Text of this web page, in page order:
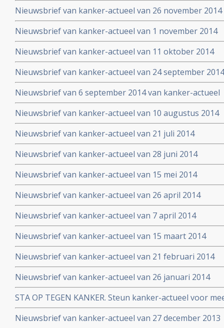
Nieuwsbrief van kanker-actueel van 26 november 2014
Nieuwsbrief van kanker-actueel van 1 november 2014
Nieuwsbrief van kanker-actueel van 11 oktober 2014
Nieuwsbrief van kanker-actueel van 24 september 2014
Nieuwsbrief van 6 september 2014 van kanker-actueel
Nieuwsbrief van kanker-actueel van 10 augustus 2014
Nieuwsbrief van kanker-actueel van 21 juli 2014
Nieuwsbrief van kanker-actueel van 28 juni 2014
Nieuwsbrief van kanker-actueel van 15 mei 2014
Nieuwsbrief van kanker-actueel van 26 april 2014
Nieuwsbrief van kanker-actueel van 7 april 2014
Nieuwsbrief van kanker-actueel van 15 maart 2014
Nieuwsbrief van kanker-actueel van 21 februari 2014
Nieuwsbrief van kanker-actueel van 26 januari 2014
STA OP TEGEN KANKER. Steun kanker-actueel voor
naar niet-toxische middelen en behandelingen
Nieuwsbrief van kanker-actueel van 27 december 2013